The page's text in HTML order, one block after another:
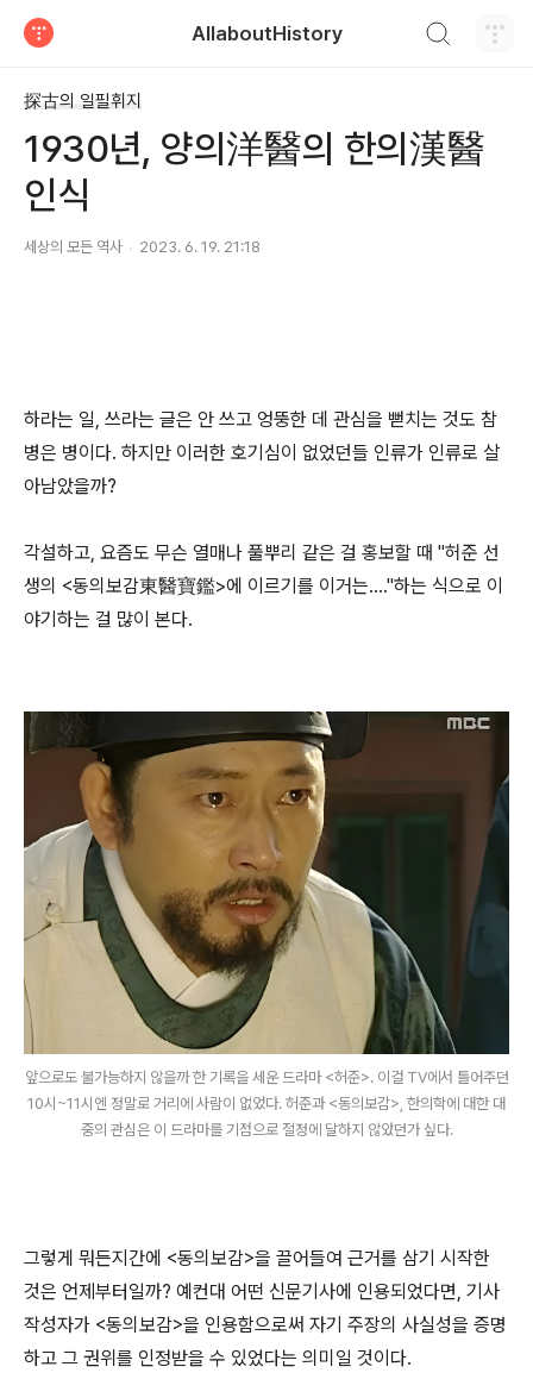
AllaboutHistory
探古의 일필휘지
1930년, 양의洋醫의 한의漢醫
인식
세상의 모든 역사 2023. 6. 19. 21:18
하라는 일, 쓰라는 글은 안 쓰고 엉뚱한 데 관심을 뻗치는 것도 참
병은 병이다. 하지만 이러한 호기심이 없었던들 인류가 인류로 살
아남았을까?
각설하고, 요즘도 무슨 열매나 풀뿌리 같은 걸 홍보할 때 "허준 선
생의 <동의보감東醫寶鑑>에 이르기를 이거는...."하는 식으로 이
야기하는 걸 많이 본다.
앞으로도 불가능하지 않을까 한 기록을 세운 드라마 <허준>. 이걸 TV에서 틀어주던
10시~11시엔 정말로 거리에 사람이 없었다. 허준과 <동의보감>, 한의학에 대한 대
중의 관심은 이 드라마를 기점으로 절정에 달하지 않았던가 싶다.
그렇게 뭐든지간에 <동의보감>을 끌어들여 근거를 삼기 시작한
것은 언제부터일까? 예컨대 어떤 신문기사에 인용되었다면, 기사
작성자가 <동의보감>을 인용함으로써 자기 주장의 사실성을 증명
하고 그 권위를 인정받을 수 있었다는 의미일 것이다.